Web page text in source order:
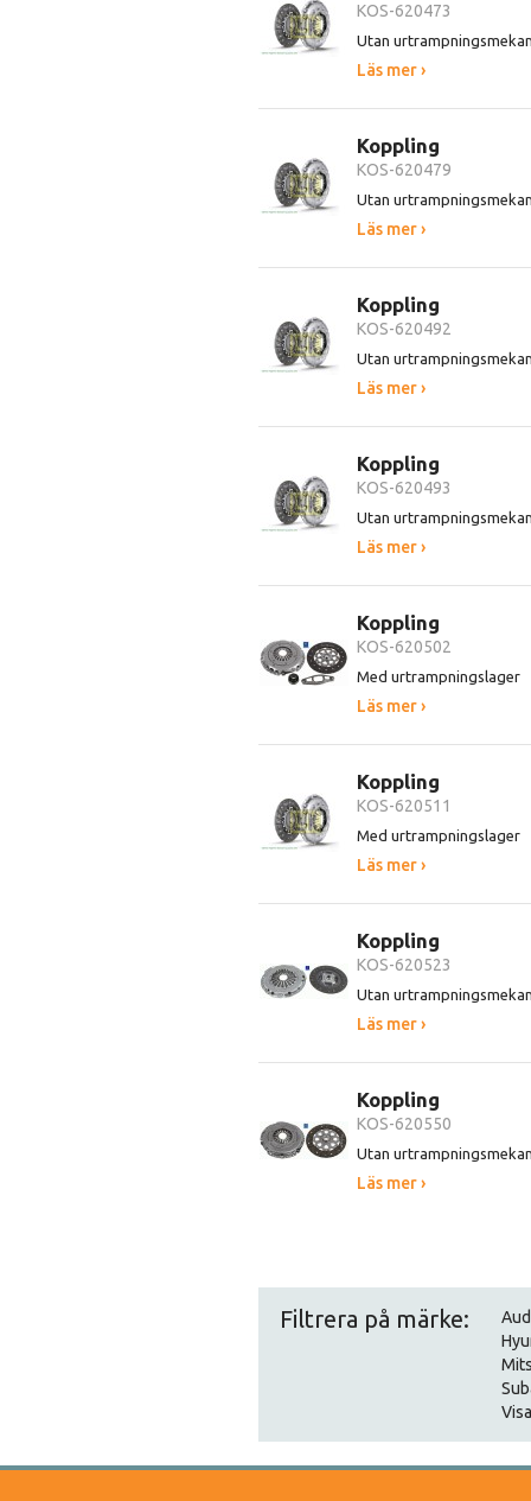
KOS-620473
Utan
Läs mer ›
Koppling
KOS-620479
Utan
Läs mer ›
Koppling
KOS-620492
Utan
Läs mer ›
Koppling
KOS-620493
Utan
Läs mer ›
Koppling
KOS-620502
Med urtrampningslager
Läs mer ›
Koppling
KOS-620511
Med urtrampningslager
Läs mer ›
Koppling
KOS-620523
Utan
Läs mer ›
Koppling
KOS-620550
Utan
Läs mer ›
Filtrera på märke: